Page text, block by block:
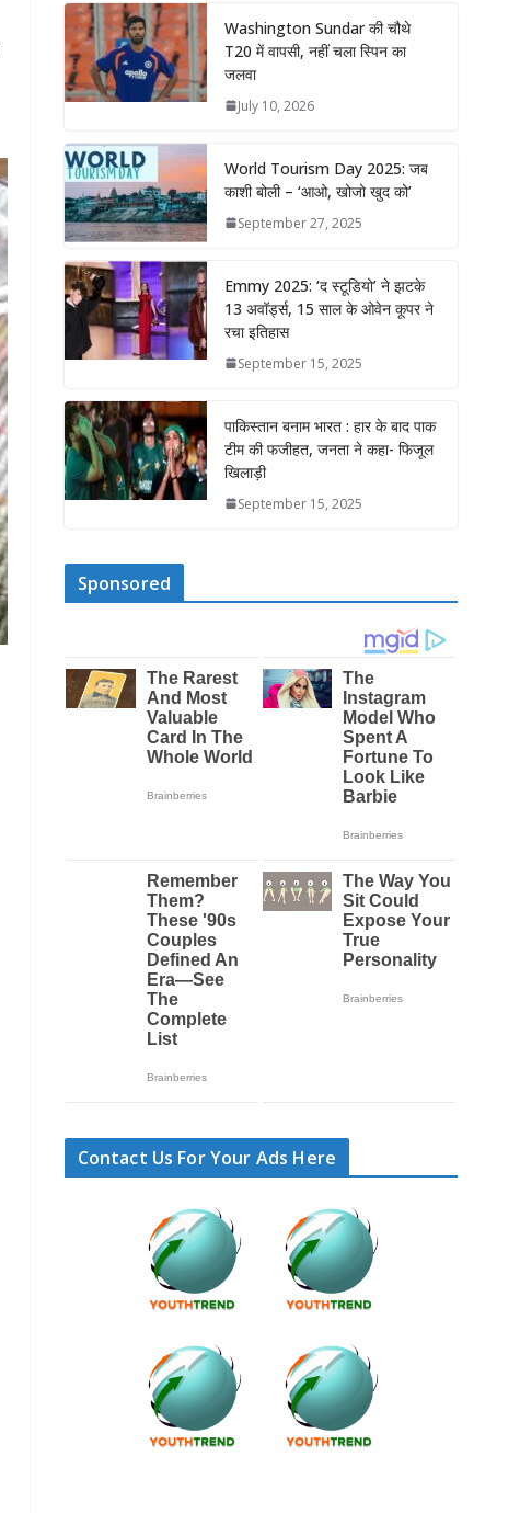
Washington Sundar की चौथे
T20 में वापसी, नहीं चला स्पिन का
जलवा
July 10, 2026
World Tourism Day 2025: जब
काशी बोली – ‘आओ, खोजो खुद को’
September 27, 2025
Emmy 2025: ‘द स्टूडियो’ ने झटके
13 अवॉर्ड्स, 15 साल के ओवेन कूपर ने
रचा इतिहास
September 15, 2025
पाकिस्तान बनाम भारत : हार के बाद पाक
टीम की फजीहत, जनता ने कहा- फिजूल
खिलाड़ी
September 15, 2025
Sponsored
Contact Us For Your Ads Here